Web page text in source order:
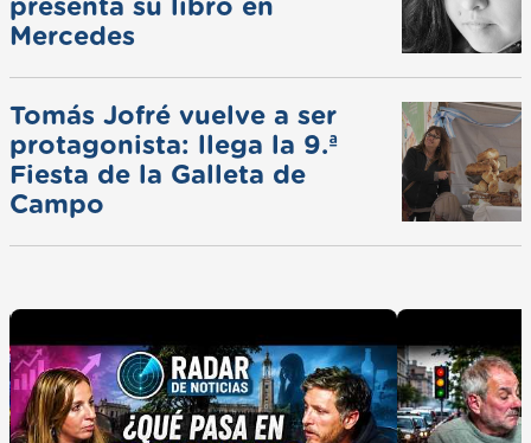
presenta su libro en
Mercedes
Tomás Jofré vuelve a ser
protagonista: llega la 9.ª
Fiesta de la Galleta de
Campo